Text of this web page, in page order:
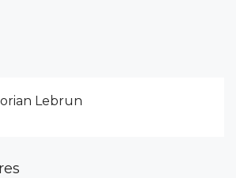
Lebrun